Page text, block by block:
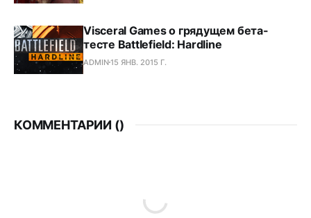
Visceral Games о грядущем бета-
тесте Battlefield: Hardline
ADMIN15 ЯНВ. 2015 Г.
КОММЕНТАРИИ ()